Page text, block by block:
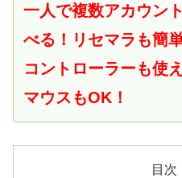
一人で複数アカウン
べる！ リセマラも簡
コントローラーも使
マウスもOK！
目次